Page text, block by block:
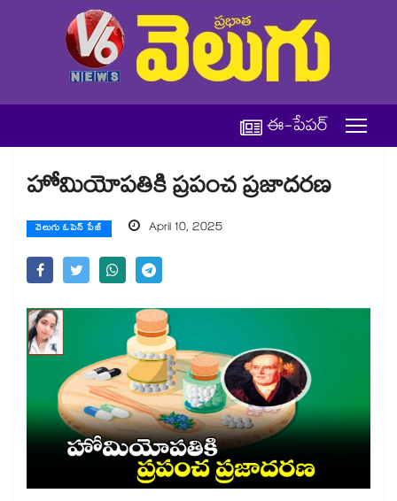
ఈ-పేపర్
హోమియోపతికి ప్రపంచ ప్రజాదరణ
వెలుగు ఓపెన్ పేజ్ April 10, 2025